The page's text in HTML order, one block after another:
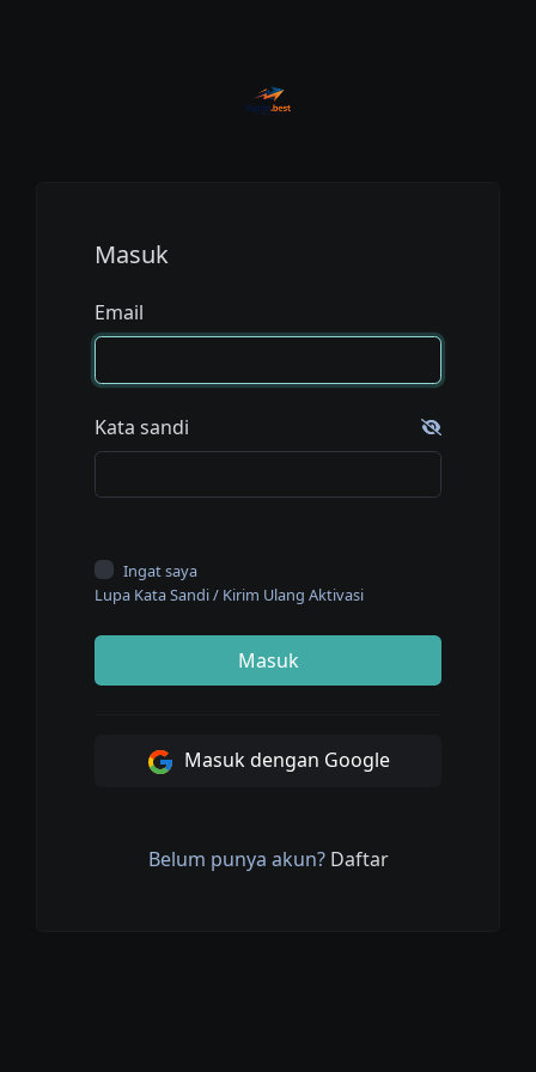
Masuk
Email
Kata sandi
Ingat saya
Lupa Kata Sandi/ Kirim Ulang Aktivasi
Masuk
Masuk dengan Google
Belum punya akun? Daftar